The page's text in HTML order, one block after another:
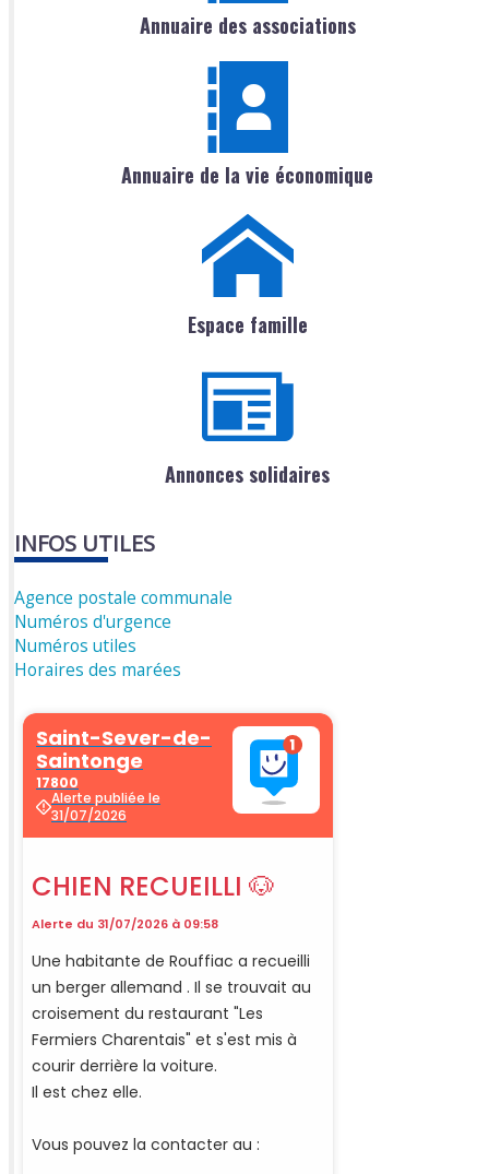
Annuaire des associations
Annuaire de la vie économique
Espace famille
Annonces solidaires
INFOS UTILES
Agence postale communale
Numéros d'urgence
Numéros utiles
Horaires des marées